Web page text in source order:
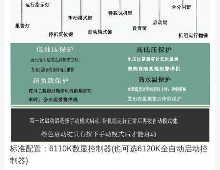
标准配置：6110K数显控制器(也可选6120K全自动启动控
制器)